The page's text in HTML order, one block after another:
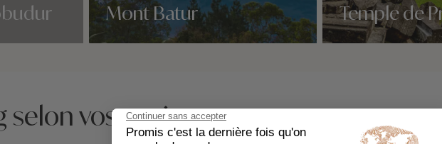
Mont Batur Temple de
selon vos envies